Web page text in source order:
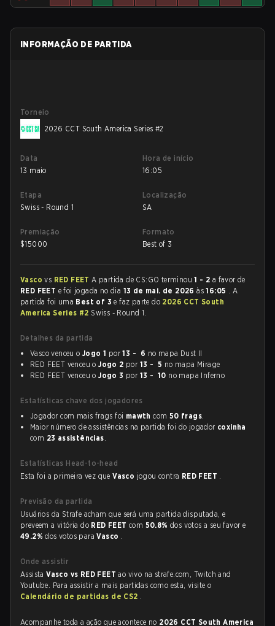
INFORMAÇÃO DE PARTIDA
Torneio
2026 CCT South America Series #2
Data
13 maio
Hora de início
16:05
Etapa
Swiss - Round 1
Localização
SA
Premiação
$15000
Formato
Best of 3
Vascovs RED FEETA partida de CS:GO terminou1 - 2 a favor de
RED FEET e foi jogada no dia 13 de mai. de 2026às16:05 . A
partida foi uma Best of 3e faz parte do 2026 CCT South
America Series #2 Swiss - Round 1.
Detalhes da partida
Vasco venceu o Jogo 1 por13 - 6 no mapa Dust II
RED FEET venceu oJogo 2 por 13 - 5 no mapa Mirage
RED FEET venceu oJogo 3 por 13 - 10 no mapa Inferno
Estatísticas chave dos jogadores
Jogador com mais frags foi mawth com 50 frags.
Maior número de assistências na partida foi do jogador coxinha
com 23 assistências.
Estatísticas Head-to-head
Esta foi a primeira vez queVasco jogou contra RED FEET .
Previsão da partida
Usuários da Strafe acham que será uma partida disputada, e
preveem a vitória do RED FEETcom 50.8%dos votos a seu favor e
49.2%dos votos paraVasco .
Onde assistir
AssistaVasco vs RED FEETao vivo na strafe.com, Twitch and
Youtube. Para assistir a mais partidas como esta, visite o
Calendário de partidas de CS2 .
Acompanhe toda a ação que acontece no 2026 CCT South America